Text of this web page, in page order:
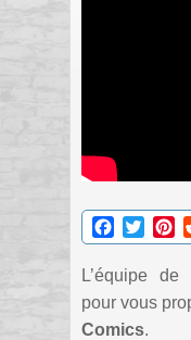
Facebook
L’équipe de
pour vous
Comics.